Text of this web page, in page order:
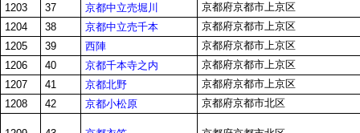
1203
37 京都中立売堀川
京都府京都市上京区
1204
38 京都中立売千本
京都府京都市上京区
1205
39 西陣
京都府京都市上京区
1206
40 京都千本寺之内
京都府京都市上京区
1207
41 京都北野
京都府京都市上京区
1208
42 京都小松原 京都府京都市北区